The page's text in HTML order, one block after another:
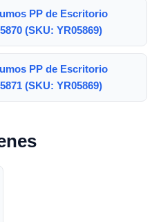
PP de Escritorio
(SKU: YR05869)
PP de Escritorio
(SKU: YR05869)